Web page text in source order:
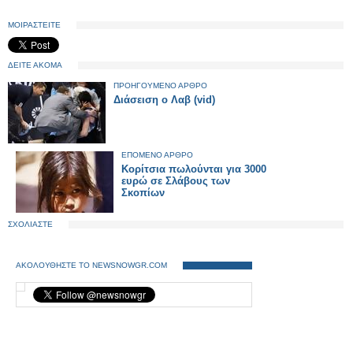
ΜΟΙΡΑΣΤΕΙΤΕ
ΔΕΙΤΕ ΑΚΟΜΑ
ΠΡΟΗΓΟΥΜΕΝΟ ΑΡΘΡΟ
Διάσειση ο Λαβ (vid)
ΕΠΟΜΕΝΟ ΑΡΘΡΟ
Koρίτσια πωλούνται για 3000
ευρώ σε Σλάβους των
Σκοπίων
ΣΧΟΛΙΑΣΤΕ
ΑΚΟΛΟΥΘΗΣΤΕ ΤΟ NEWSNOWGR.COM